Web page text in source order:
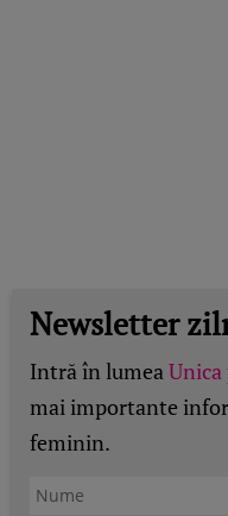
Newsletter
Intră în lumeaUnica
mai importante
feminin.